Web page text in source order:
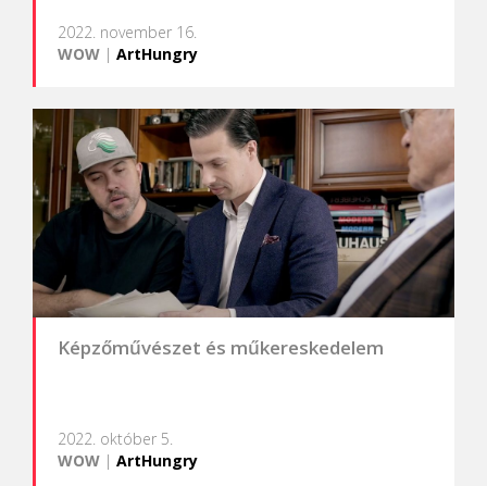
2022. november 16.
WOW | ArtHungry
Képzőművészet és műkereskedelem
2022. október 5.
WOW | ArtHungry